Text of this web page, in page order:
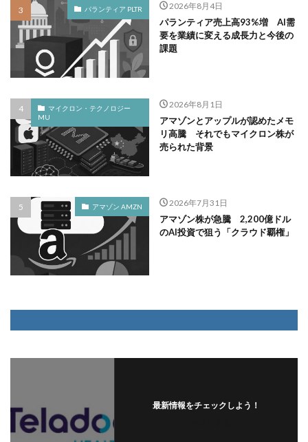
パランティア PLTR 2026年8月4日
パランティア売上高93%増 AI需
要を業績に変える成長力と今後の
課題
マイクロン・テクノロジー
MU
2026年8月1日
アマゾンとアップルが認めたメモ
リ高騰 それでもマイクロン株が
売られた背景
アマゾン AMZN 2026年7月31日
アマゾン株が急騰 2,200億ドル
のAI投資で狙う「クラウド覇権」
最新情報をチェックしよう！